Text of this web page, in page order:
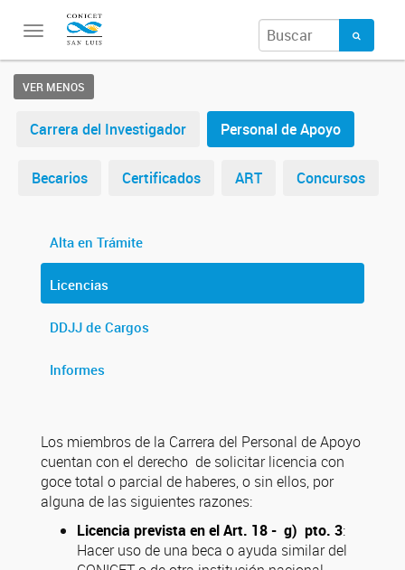
Toggle
VER MENOS
Carrera del Investigador Personal de Apoyo
Becarios Certificados ART Concursos
Alta en Trámite
Licencias
DDJJ de Cargos
Informes
Los miembros de la Carrera del Personal de Apoyo
cuentan con el derecho de solicitar licencia con
goce total o parcial de haberes, o sin ellos, por
alguna de las siguientes razones:
Licencia prevista en el Art. 18 - g) pto. 3:
Hacer uso de una beca o ayuda similar del